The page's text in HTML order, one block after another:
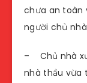
chưa an toàn
người chủ
– Chủ nhà
nhà thầu vừa